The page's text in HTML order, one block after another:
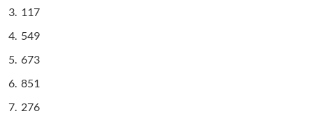
117
549
673
851
276